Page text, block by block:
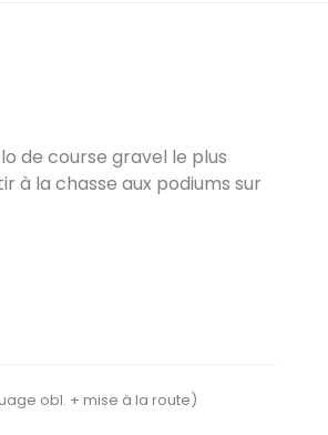
de course gravel le plus
à la chasse aux podiums sur
obl. + mise à la route)